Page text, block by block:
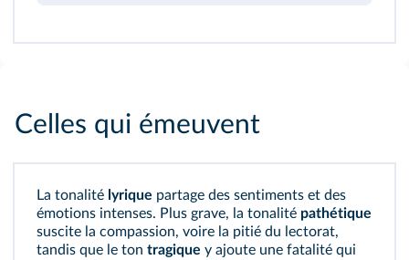
Celles qui émeuvent
La tonalité lyrique partage des sentiments et des
émotions intenses. Plus grave, la tonalité pathétique
suscite la compassion, voire la pitié du lectorat,
tandis que le ton tragique y ajoute une fatalité qui